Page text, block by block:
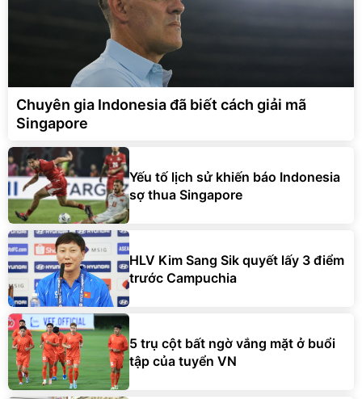
Chuyên gia Indonesia đã biết cách giải mã
Singapore
Yếu tố lịch sử khiến báo Indonesia
sợ thua Singapore
HLV Kim Sang Sik quyết lấy 3 điểm
trước Campuchia
5 trụ cột bất ngờ vắng mặt ở buổi
tập của tuyển VN